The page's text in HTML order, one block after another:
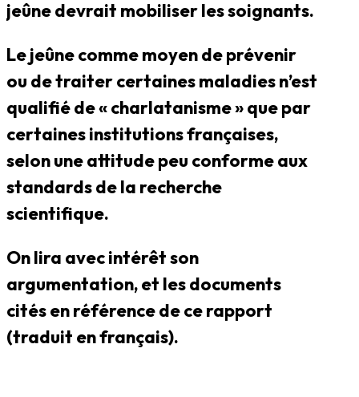
jeûne devrait mobiliser les soignants.
Le jeûne comme moyen de prévenir
ou de traiter certaines maladies n’est
qualifié de « charlatanisme » que par
certaines institutions françaises,
selon une attitude peu conforme aux
standards de la recherche
scientifique.
On lira avec intérêt son
argumentation, et les documents
cités en référence de ce rapport
(traduit en français).